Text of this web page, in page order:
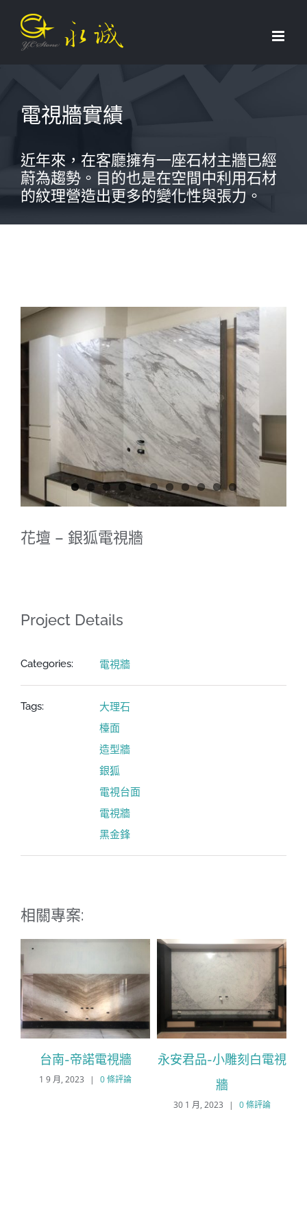
電視牆實績
近年來，在客廳擁有一座石材主牆已經
蔚為趨勢。目的也是在空間中利用石材
的紋理營造出更多的變化性與張力。
View
Larger
花壇 – 銀狐電視牆
Project Details
Categories: 電視牆
Tags:
大理石
檯面
造型牆
銀狐
電視台面
電視牆
黑金鋒
相關專案:
台南-帝諾電視牆
1 9 月, 2023 | 0 條評論
永安君品-小雕刻白電視
牆
30 1 月, 2023 | 0 條評論